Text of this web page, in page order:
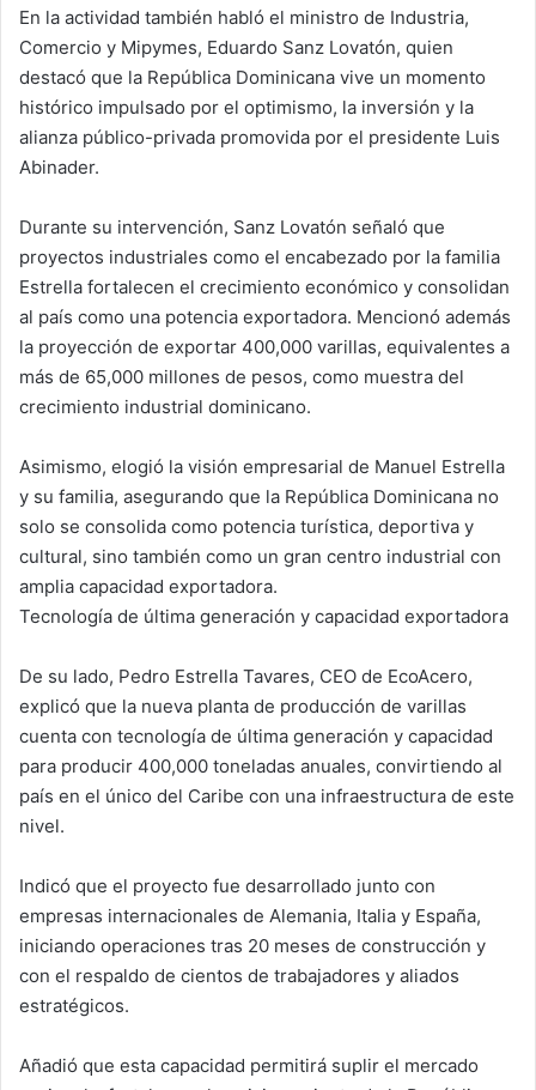
En la actividad también habló el ministro de Industria,
Comercio y Mipymes, Eduardo Sanz Lovatón, quien
destacó que la República Dominicana vive un momento
histórico impulsado por el optimismo, la inversión y la
alianza público-privada promovida por el presidente Luis
Abinader.
Durante su intervención, Sanz Lovatón señaló que
proyectos industriales como el encabezado por la familia
Estrella fortalecen el crecimiento económico y consolidan
al país como una potencia exportadora. Mencionó además
la proyección de exportar 400,000 varillas, equivalentes a
más de 65,000 millones de pesos, como muestra del
crecimiento industrial dominicano.
Asimismo, elogió la visión empresarial de Manuel Estrella
y su familia, asegurando que la República Dominicana no
solo se consolida como potencia turística, deportiva y
cultural, sino también como un gran centro industrial con
amplia capacidad exportadora.
Tecnología de última generación y capacidad exportadora
De su lado, Pedro Estrella Tavares, CEO de EcoAcero,
explicó que la nueva planta de producción de varillas
cuenta con tecnología de última generación y capacidad
para producir 400,000 toneladas anuales, convirtiendo al
país en el único del Caribe con una infraestructura de este
nivel.
Indicó que el proyecto fue desarrollado junto con
empresas internacionales de Alemania, Italia y España,
iniciando operaciones tras 20 meses de construcción y
con el respaldo de cientos de trabajadores y aliados
estratégicos.
Añadió que esta capacidad permitirá suplir el mercado